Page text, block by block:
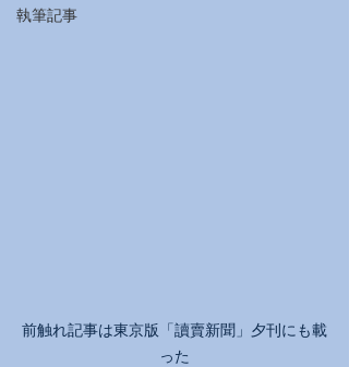
執筆記事
前触れ記事は東京版「讀賣新聞」夕刊にも載
った